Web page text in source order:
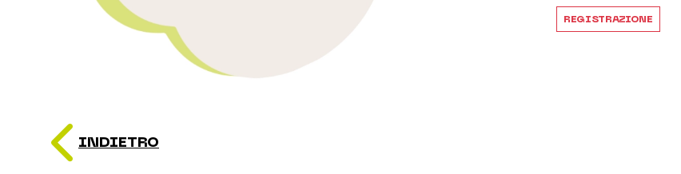
REGISTRAZIONE
INDIETRO